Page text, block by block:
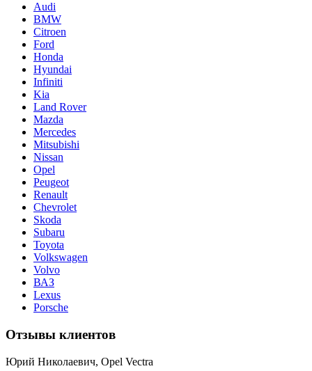
Audi
BMW
Citroen
Ford
Honda
Hyundai
Infiniti
Kia
Land Rover
Mazda
Mercedes
Mitsubishi
Nissan
Opel
Peugeot
Renault
Chevrolet
Skoda
Subaru
Toyota
Volkswagen
Volvo
ВАЗ
Lexus
Porsche
Отзывы клиентов
Юрий Николаевич, Opel Vectra